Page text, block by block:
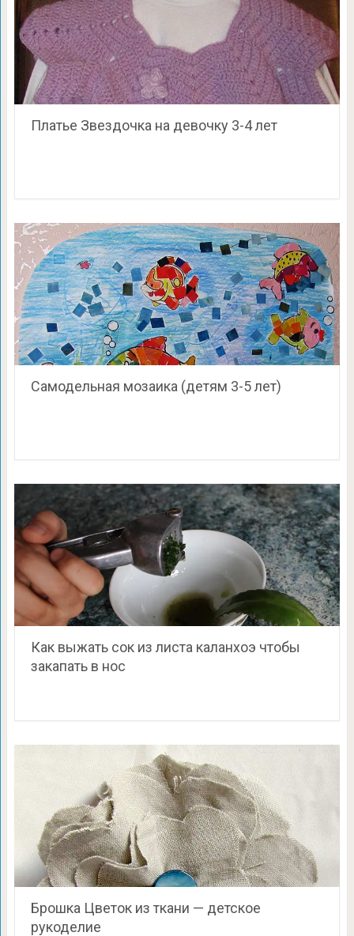
Платье Звездочка на девочку 3-4 лет
Самодельная мозаика (детям 3-5 лет)
Как выжать сок из листа каланхоэ чтобы
закапать в нос
Брошка Цветок из ткани — детское
рукоделие